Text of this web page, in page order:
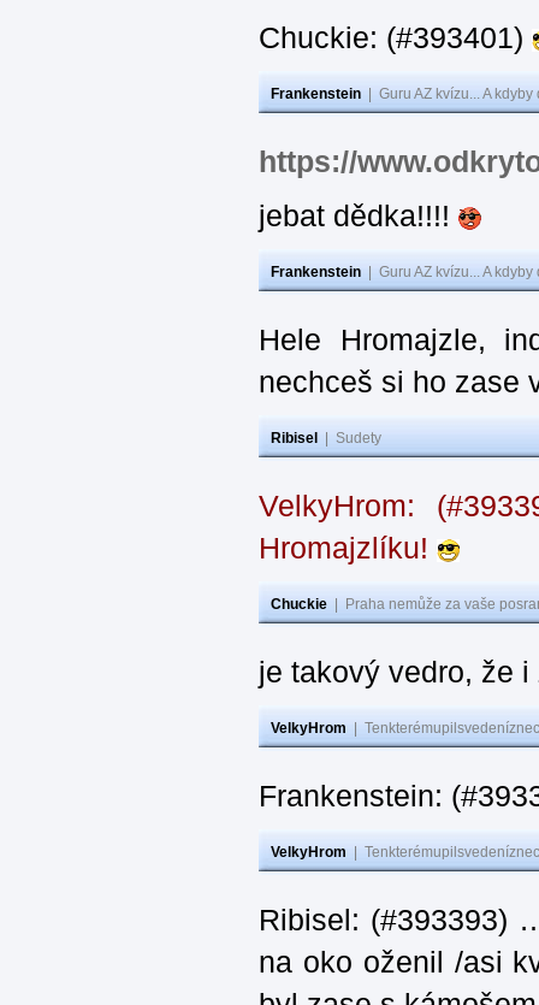
Chuckie: (#393401)
Frankenstein Guru AZ kvízu... A
https://
jebat dědka!!!!
Frankenstein Guru AZ kvízu... A
Hele Hromajzle,
nechceš si ho zase
Ribisel Sudety
VelkyHrom:
Hromajzlíku!
Chuckie Praha nemůže za vaše
je takový vedro, že
VelkyHrom
Frankenstein:
VelkyHrom
Ribisel: (#393393)
na oko oženil /asi